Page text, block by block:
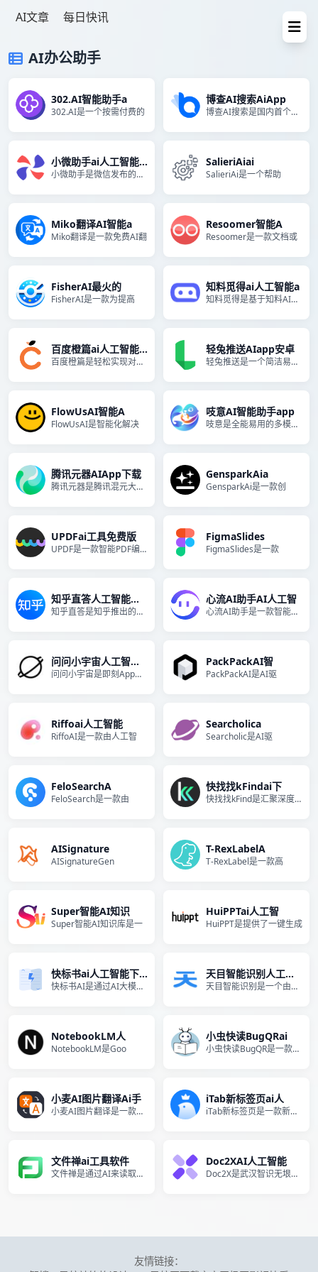
AI文章 每日快讯
AI办公助手
302.AI智能助手a
302.AI是一个按需付费的
博查AI搜索AiApp
博查AI搜索是国内首个多模型
小微助手ai人工智能官
小微助手是微信发布的桌面工作
SalieriAiai
SalieriAi是一个帮助
Miko翻译AI智能a
Miko翻译是一款免费AI翻
Resoomer智能A
Resoomer是一款文档或
FisherAI最火的
FisherAI是一款为提高
知料觅得ai人工智能a
知料觅得是基于知料AI大模型
百度橙篇ai人工智能在
百度橙篇是轻松实现对超大量、
轻兔推送AIapp安卓
轻兔推送是一个简洁易用的邮件
FlowUsAI智能A
FlowUsAI是智能化解决
吱意AI智能助手app
吱意是全能易用的多模态翻译+
腾讯元器AIApp下载
腾讯元器是腾讯混元大模型团队
GensparkAia
GensparkAi是一款创
UPDFai工具免费版
UPDF是一款智能PDF编辑
FigmaSlides
FigmaSlides是一款
知乎直答人工智能网页版
知乎直答是知乎推出的一款使用
心流AI助手AI人工智
心流AI助手是一款智能搜索助
问问小宇宙人工智能助手
问问小宇宙是即刻App推出的
PackPackAI智
PackPackAI是AI驱
Riffoai人工智能
RiffoAI是一款由人工智
Searcholica
Searcholic是AI驱
FeloSearchA
FeloSearch是一款由
快找找kFindai下
快找找kFind是汇聚深度和
AISignature
AISignatureGen
T-RexLabelA
T-RexLabel是一款高
Super智能AI知识
Super智能AI知识库是一
HuiPPTai人工智
HuiPPT是提供了一键生成
快标书ai人工智能下载
快标书AI是通过AI大模型快
天目智能识别人工智能免
天目智能识别是一个由人民网传
NotebookLM人
NotebookLM是Goo
小虫快读BugQRai
小虫快读BugQR是一款基于
小麦AI图片翻译Ai手
小麦AI图片翻译是一款基于本
iTab新标签页ai人
iTab新标签页是一款新型的
文件禅ai工具软件
文件禅是通过AI来读取文件内
Doc2XAI人工智能
Doc2X是武汉智识无垠推出
友情链接：